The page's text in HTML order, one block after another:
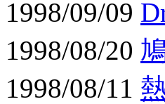
1998/09/09
1998/08/20
1998/08/11